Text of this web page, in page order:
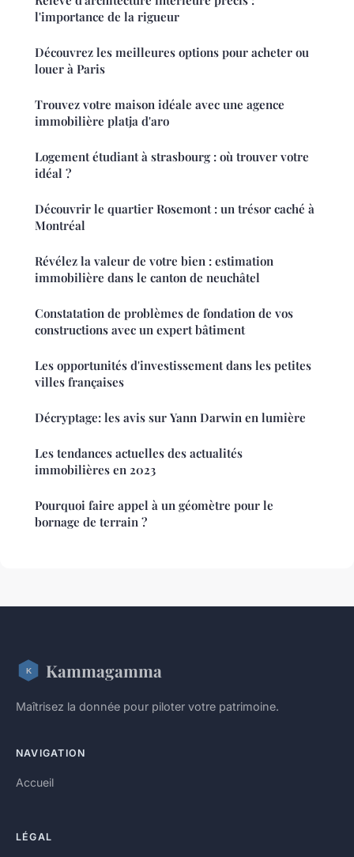
l'importance de la rigueur
Découvrez les meilleures options pour acheter ou
louer à Paris
Trouvez votre maison idéale avec une agence
immobilière platja d'aro
Logement étudiant à strasbourg : où trouver votre
idéal ?
Découvrir le quartier Rosemont : un trésor caché à
Montréal
Révélez la valeur de votre bien : estimation
immobilière dans le canton de neuchâtel
Constatation de problèmes de fondation de vos
constructions avec un expert bâtiment
Les opportunités d'investissement dans les petites
villes françaises
Décryptage: les avis sur Yann Darwin en lumière
Les tendances actuelles des actualités
immobilières en 2023
Pourquoi faire appel à un géomètre pour le
bornage de terrain ?
Kammagamma
Maîtrisez la donnée pour piloter votre patrimoine.
NAVIGATION
Accueil
LÉGAL